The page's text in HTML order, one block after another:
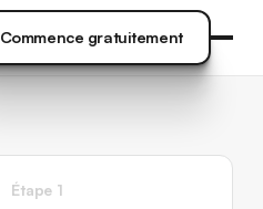
Commence gratuitement
Étape 1